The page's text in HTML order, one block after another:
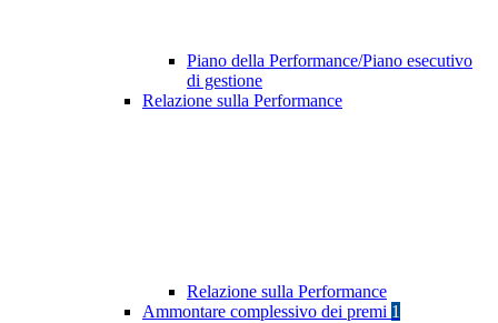
Piano della Performance/Piano esecutivo
di gestione
Relazione sulla Performance
Relazione sulla Performance
Ammontare complessivo dei premi 1